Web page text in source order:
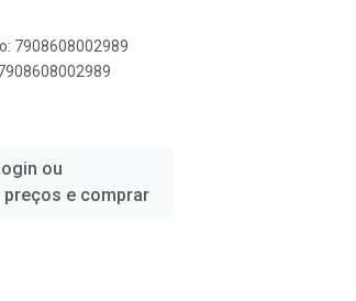
7908608002989
ou
e comprar